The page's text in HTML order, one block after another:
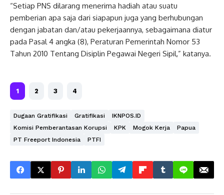
“Setiap PNS dilarang menerima hadiah atau suatu
pemberian apa saja dari siapapun juga yang berhubungan
dengan jabatan dan/atau pekerjaannya, sebagaimana diatur
pada Pasal 4 angka (8), Peraturan Pemerintah Nomor 53
Tahun 2010 Tentang Disiplin Pegawai Negeri Sipil,” katanya.
1 2 3 4
Dugaan Gratifikasi Gratifikasi
IKNPOS.ID
Komisi Pemberantasan Korupsi
KPK Mogok Kerja
Papua
PT Freeport Indonesia
PTFI